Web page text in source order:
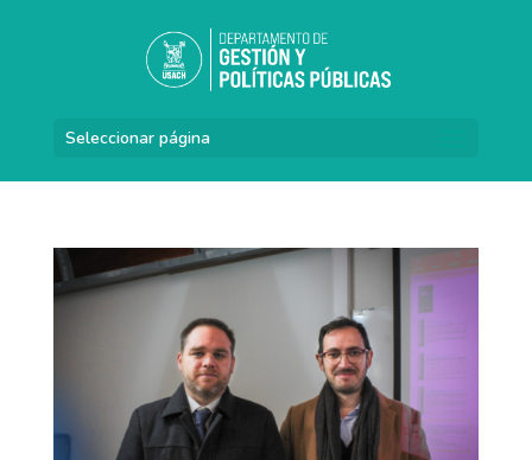
Seleccionar página